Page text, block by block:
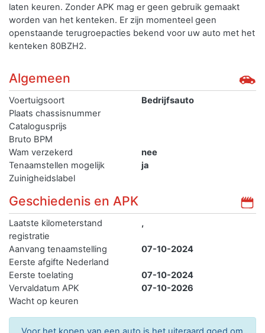
laten keuren. Zonder APK mag er geen gebruik gemaakt
worden van het kenteken. Er zijn momenteel geen
openstaande terugroepacties bekend voor uw auto met het
kenteken 80BZH2.
Algemeen
Voertuigsoort
Bedrijfsauto
Plaats chassisnummer
Catalogusprijs
Bruto BPM
Wam verzekerd
nee
Tenaamstellen mogelijk
ja
Zuinigheidslabel
Geschiedenis en APK
Laatste kilometerstand
registratie
,
Aanvang tenaamstelling
07-10-2024
Eerste afgifte Nederland
Eerste toelating
07-10-2024
Vervaldatum APK
07-10-2026
Wacht op keuren